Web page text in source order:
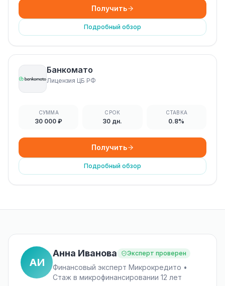
Получить
Подробный обзор
Банкомато
Лицензия ЦБ РФ
СУММА
30 000 ₽
СРОК
30 дн.
СТАВКА
0.8%
Получить
Подробный обзор
АИ
Анна Иванова Эксперт проверен
Финансовый эксперт Микрокредито •
Стаж в микрофинансировании 12 лет